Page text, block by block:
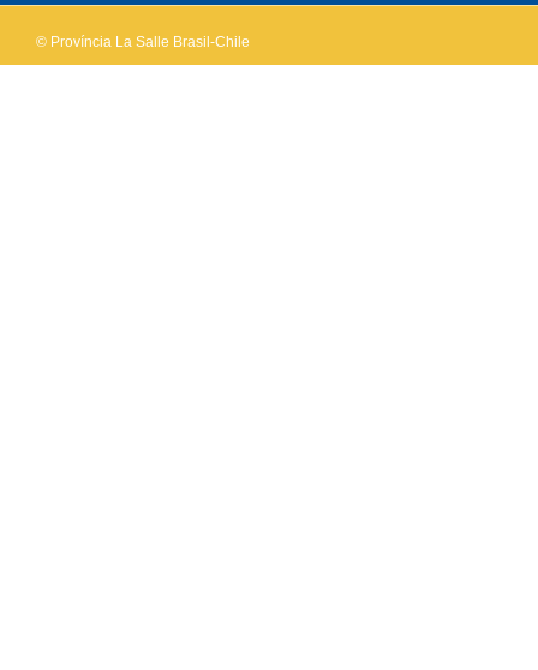
© Província La Salle Brasil-Chile